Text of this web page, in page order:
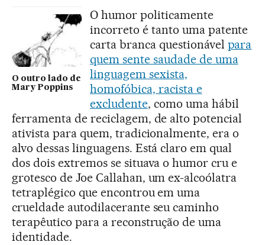
O outro lado de
Mary Poppins
O humor politicamente
incorreto é tanto uma patente
carta branca questionável para
quem sente saudade de uma
linguagem sexista,
homofóbica, racista e
excludente, como uma hábil
ferramenta de reciclagem, de alto potencial
ativista para quem, tradicionalmente, era o
alvo dessas linguagens. Está claro em qual
dos dois extremos se situava o humor cru e
grotesco de Joe Callahan, um ex-alcoólatra
tetraplégico que encontrou em uma
crueldade autodilacerante seu caminho
terapêutico para a reconstrução de uma
identidade.